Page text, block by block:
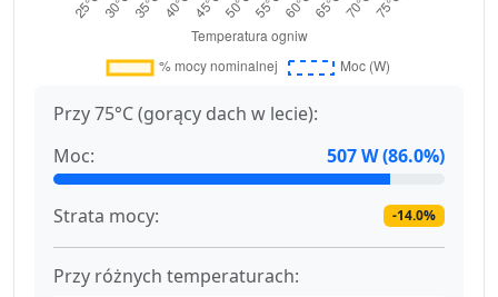
Przy 75°C (gorący dach w lecie):
Moc:
507 W (86.0%)
Strata mocy: -14.0%
Przy różnych temperaturach: